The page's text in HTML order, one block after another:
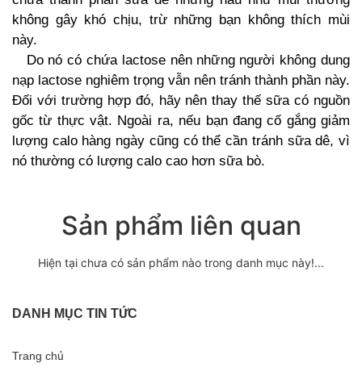
không gây khó chịu, trừ những bạn không thích mùi
này.
Do nó có chứa lactose nên những người không dung
nạp lactose nghiêm trọng vẫn nên tránh thành phần này.
Đối với trường hợp đó, hãy nên thay thế sữa có nguồn
gốc từ thực vật. Ngoài ra, nếu bạn đang cố gắng giảm
lượng calo hàng ngày cũng có thể cần tránh sữa dê, vì
nó thường có lượng calo cao hơn sữa bò.
Sản phẩm liên quan
Hiện tại chưa có sản phẩm nào trong danh mục này!...
DANH MỤC TIN TỨC
Trang chủ